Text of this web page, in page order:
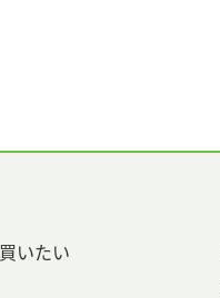
買いたい